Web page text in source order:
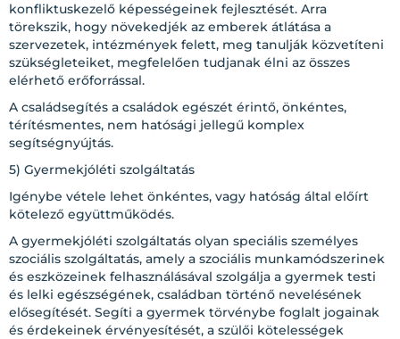
konfliktuskezelő képességeinek fejlesztését. Arra
törekszik, hogy növekedjék az emberek átlátása a
szervezetek, intézmények felett, meg tanulják közvetíteni
szükségleteiket, megfelelően tudjanak élni az összes
elérhető erőforrással.
A családsegítés a családok egészét érintő, önkéntes,
térítésmentes, nem hatósági jellegű komplex
segítségnyújtás.
5) Gyermekjóléti szolgáltatás
Igénybe vétele lehet önkéntes, vagy hatóság által előírt
kötelező együttműködés.
A gyermekjóléti szolgáltatás olyan speciális személyes
szociális szolgáltatás, amely a szociális munkamódszerinek
és eszközeinek felhasználásával szolgálja a gyermek testi
és lelki egészségének, családban történő nevelésének
elősegítését. Segíti a gyermek törvénybe foglalt jogainak
és érdekeinek érvényesítését, a szülői kötelességek